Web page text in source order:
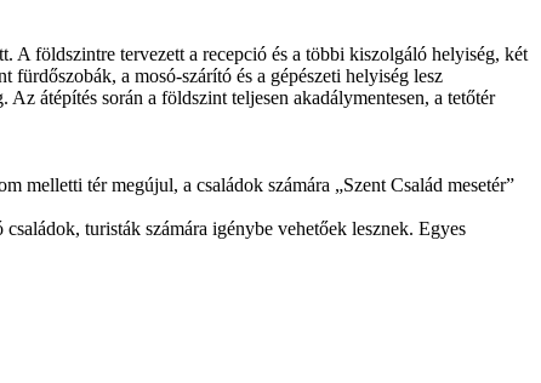
A földszintre tervezett a recepció és a többi kiszolgáló helyiség, két
fürdőszobák, a mosó-szárító és a gépészeti helyiség lesz
átépítés során a földszint teljesen akadálymentesen, a tetőtér
melletti tér megújul, a családok számára „Szent Család mesetér”
turisták számára igénybe vehetőek lesznek. Egyes